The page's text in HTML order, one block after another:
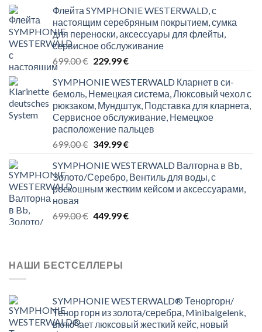
Флейта SYMPHONIE WESTERWALD, с
настоящим серебряным покрытием, сумка
для переноски, аксессуары для флейты,
сервисное обслуживание
699.00€ Original
was:
699.00 €.
229.99€Current
is:
229.99 €.
SYMPHONIE WESTERWALD Кларнет в си-
бемоль, Немецкая система, Люксовый чехол с
рюкзаком, Мундштук, Подставка для кларнета,
Сервисное обслуживание, Немецкое
расположение пальцев
699.00€ Original
was:
699.00 €.
349.99€Current
is:
349.99 €.
SYMPHONIE WESTERWALD Валторна в Bb,
Золото/Серебро, Вентиль для воды, с
роскошным жестким кейсом и аксессуарами,
новая
699.00€ Original
449.99€Current
НАШИ БЕСТСЕЛЛЕРЫ
SYMPHONIE WESTERWALD® Теноргорн/
Тенор горн из золота/серебра, Minibalgelenk,
включает люксовый жесткий кейс, новый